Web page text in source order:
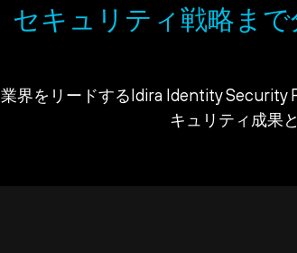
セキュリティ戦略ま
業界をリードするIdira Identity Security
キュリティ成果